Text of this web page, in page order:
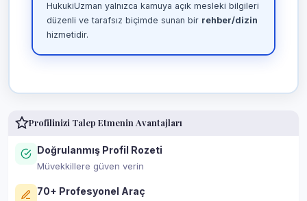
HukukiUzman yalnızca kamuya açık mesleki bilgileri
düzenli ve tarafsız biçimde sunan bir rehber/dizin
hizmetidir.
Profilinizi Talep Etmenin Avantajları
Doğrulanmış Profil Rozeti
Müvekkillere güven verin
70+ Profesyonel Araç